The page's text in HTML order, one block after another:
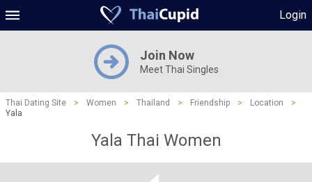
Login
Join Now
Meet Thai Singles
Thai Dating Site > Women > Thailand > Friendship > Location
>
Yala
Yala Thai Women